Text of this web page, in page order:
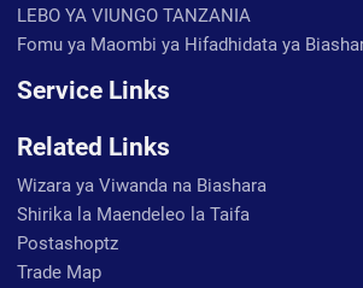
LEBO YA VIUNGO TANZANIA
Fomu ya Maombi ya Hifadhidata ya
Service Links
Related Links
Wizara ya Viwanda na Biashara
Shirika la Maendeleo la Taifa
Postashoptz
Trade Map